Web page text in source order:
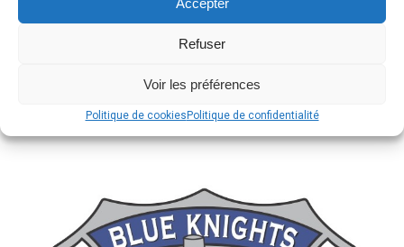
Refuser
Voir les préférences
Politique de cookies Politique de confidentialité